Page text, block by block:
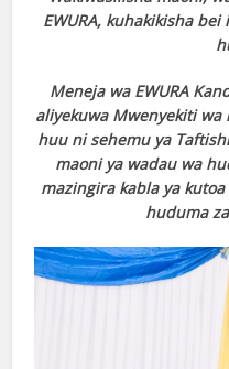
EWURA, kuhakikisha
Meneja wa EWURA
aliyekuwa Mwenyekiti
huu ni sehemu ya
maoni ya wadau wa
mazingira kabla ya
huduma